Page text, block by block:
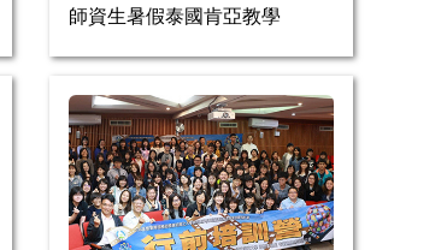
師資生暑假泰國肯亞教學